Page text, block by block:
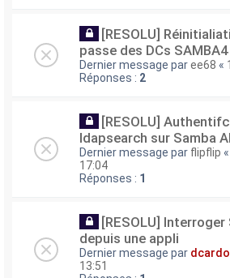
[RESOLU]
passe des DCs SAMBA4
Dernier message paree68 «
Réponses : 2
[RESOLU]
ldapsearch sur Samba
Dernier message par flipflip «
17:04
Réponses : 1
[RESOLU] Interroger
depuis une appli
Dernier message par
13:51